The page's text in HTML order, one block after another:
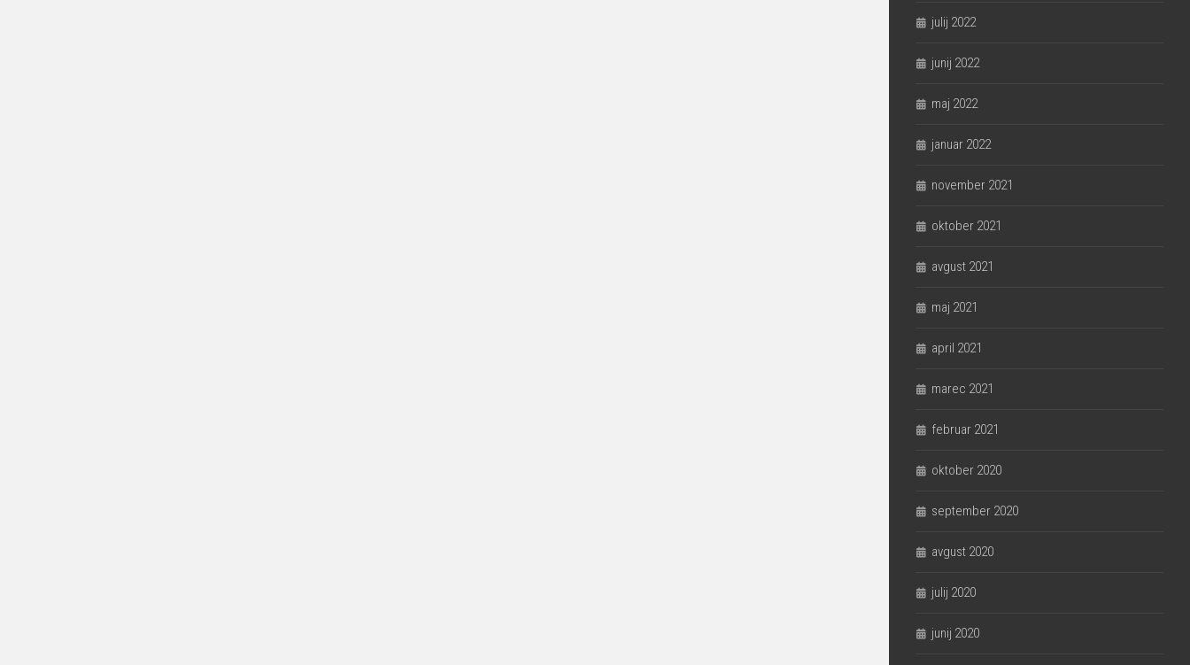
julij 2022
junij 2022
maj 2022
januar 2022
november 2021
oktober 2021
avgust 2021
maj 2021
april 2021
marec 2021
februar 2021
oktober 2020
september 2020
avgust 2020
julij 2020
junij 2020